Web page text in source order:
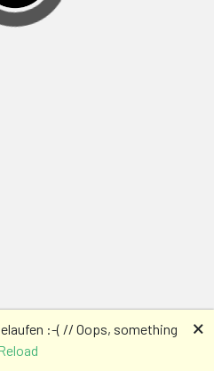
:-( // Oops, something
🗙